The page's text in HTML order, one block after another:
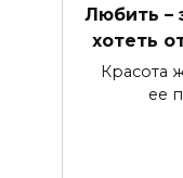
Любить –
хотеть
Красота
ее